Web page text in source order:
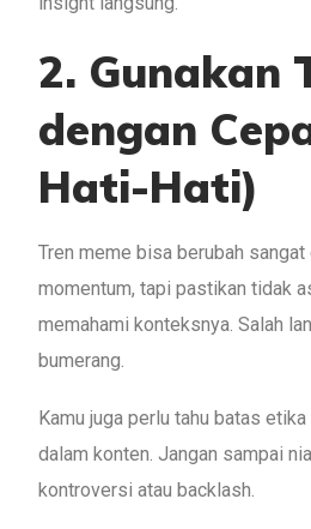
2. Gunakan
dengan
Hati-Hati)
Tren meme bisa berubah sangat
momentum, tapi pastikan tidak
memahami konteksnya. Salah
bumerang.
Kamu juga perlu tahu batas
dalam konten. Jangan sampai
kontroversi atau backlash.